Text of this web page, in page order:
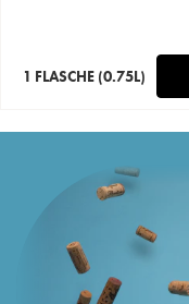
1 FLASCHE (0.75L)